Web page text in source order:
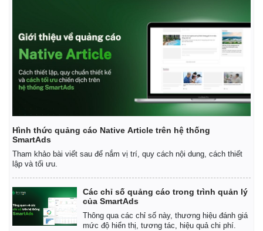
Hình thức quảng cáo Native Article trên hệ thống
SmartAds
Tham khảo bài viết sau để nắm vị trí, quy cách nội dung, cách thiết
lập và tối ưu.
Các chỉ số quảng cáo trong trình quản lý
của SmartAds
Thông qua các chỉ số này, thương hiệu đánh giá
mức độ hiển thị, tương tác, hiệu quả chi phí.